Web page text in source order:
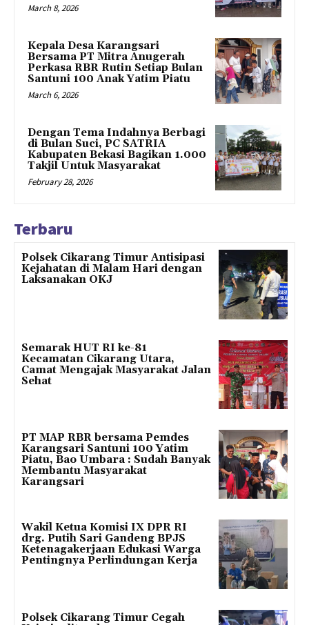
March 8, 2026
Kepala Desa Karangsari
Bersama PT Mitra Anugerah
Perkasa RBR Rutin Setiap Bulan
Santuni 100 Anak Yatim Piatu
March 6, 2026
Dengan Tema Indahnya Berbagi
di Bulan Suci, PC SATRIA
Kabupaten Bekasi Bagikan 1.000
Takjil Untuk Masyarakat
February 28, 2026
Terbaru
Polsek Cikarang Timur Antisipasi
Kejahatan di Malam Hari dengan
Laksanakan OKJ
Semarak HUT RI ke-81
Kecamatan Cikarang Utara,
Camat Mengajak Masyarakat Jalan
Sehat
PT MAP RBR bersama Pemdes
Karangsari Santuni 100 Yatim
Piatu, Bao Umbara : Sudah Banyak
Membantu Masyarakat
Karangsari
Wakil Ketua Komisi IX DPR RI
drg. Putih Sari Gandeng BPJS
Ketenagakerjaan Edukasi Warga
Pentingnya Perlindungan Kerja
Polsek Cikarang Timur Cegah